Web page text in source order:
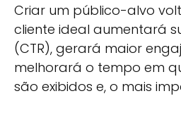
Criar um público-alvo
cliente ideal aumentará
(CTR), gerará maior
melhorará o tempo em
são exibidos e, o mais